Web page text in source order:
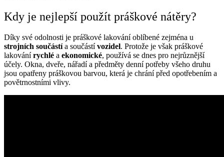
Kdy je nejlepší použít práškové nátěry?
Díky své odolnosti je práškové lakování oblíbené zejména u
strojních součástía součástívozidel. Protože je však práškové
lakovánírychlé a ekonomické, používá se dnes pro nejrůznější
účely. Okna, dveře, nářadí a předměty denní potřeby všeho druhu
jsou opatřeny práškovou barvou, která je chrání před opotřebením a
povětrnostními vlivy.